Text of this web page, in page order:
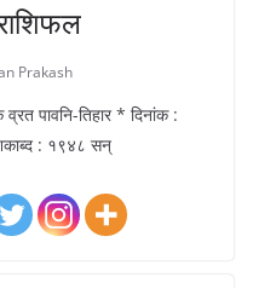
Prakash
पावनि-तिहार * दिनांक :
: १९४८ सन्